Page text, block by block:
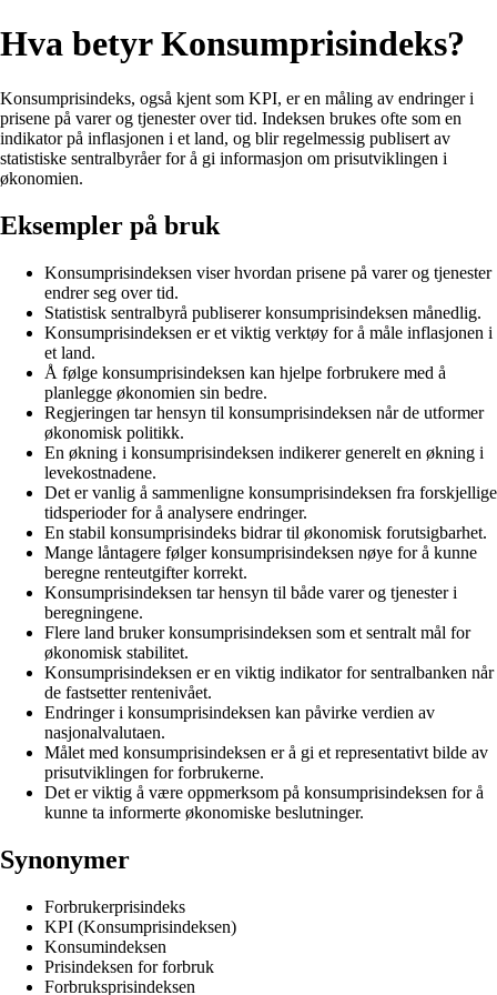
Hva betyr Konsumprisindeks?
Konsumprisindeks, også kjent som KPI, er en måling av endringer i
prisene på varer og tjenester over tid. Indeksen brukes ofte som en
indikator på inflasjonen i et land, og blir regelmessig publisert av
statistiske sentralbyråer for å gi informasjon om prisutviklingen i
økonomien.
Eksempler på bruk
Konsumprisindeksen viser hvordan prisene på varer og tjenester
endrer seg over tid.
Statistisk sentralbyrå publiserer konsumprisindeksen månedlig.
Konsumprisindeksen er et viktig verktøy for å måle inflasjonen i
et land.
Å følge konsumprisindeksen kan hjelpe forbrukere med å
planlegge økonomien sin bedre.
Regjeringen tar hensyn til konsumprisindeksen når de utformer
økonomisk politikk.
En økning i konsumprisindeksen indikerer generelt en økning i
levekostnadene.
Det er vanlig å sammenligne konsumprisindeksen fra forskjellige
tidsperioder for å analysere endringer.
En stabil konsumprisindeks bidrar til økonomisk forutsigbarhet.
Mange låntagere følger konsumprisindeksen nøye for å kunne
beregne renteutgifter korrekt.
Konsumprisindeksen tar hensyn til både varer og tjenester i
beregningene.
Flere land bruker konsumprisindeksen som et sentralt mål for
økonomisk stabilitet.
Konsumprisindeksen er en viktig indikator for sentralbanken når
de fastsetter rentenivået.
Endringer i konsumprisindeksen kan påvirke verdien av
nasjonalvalutaen.
Målet med konsumprisindeksen er å gi et representativt bilde av
prisutviklingen for forbrukerne.
Det er viktig å være oppmerksom på konsumprisindeksen for å
kunne ta informerte økonomiske beslutninger.
Synonymer
Forbrukerprisindeks
KPI (Konsumprisindeksen)
Konsumindeksen
Prisindeksen for forbruk
Forbruksprisindeksen